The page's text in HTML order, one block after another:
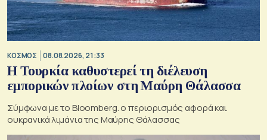
ΚΟΣΜΟΣ 08.08.2026, 21:33
Η Τουρκία καθυστερεί τη διέλευση
εμπορικών πλοίων στη Μαύρη Θάλασσα
Σύμφωνα με το Bloomberg. ο περιορισμός αφορά και
ουκρανικά λιμάνια της Μαύρης Θάλασσας